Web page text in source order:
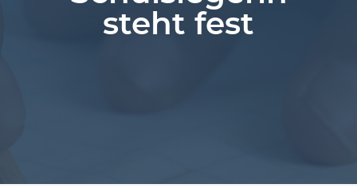
steht fest